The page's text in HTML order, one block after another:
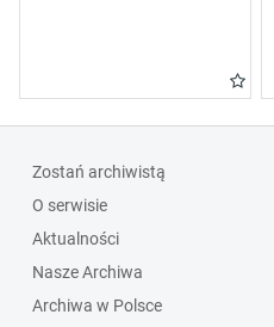
Zostań archiwistą
O serwisie
Aktualności
Nasze Archiwa
Archiwa w Polsce